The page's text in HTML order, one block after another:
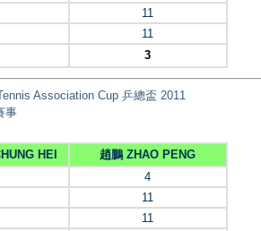
11
11
3
Association Cup 乒總盃 2011
事
HEI
趙鵬 ZHAO PENG
4
11
11